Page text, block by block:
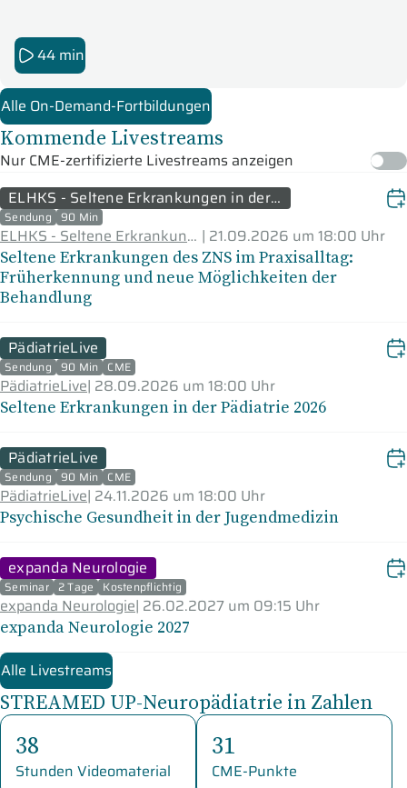
44 min
Alle On-Demand-Fortbildungen
Kommende Livestreams
Nur CME-zertifizierte Livestreams anzeigen
ELHKS - Seltene Erkrankungen in der Praxis
Sendung 90 Min
ELHKS - Seltene Erkrankungen in der Praxis | 21.09.2026 um 18:00 Uhr
Seltene Erkrankungen des ZNS im Praxisalltag:
Früherkennung und neue Möglichkeiten der
Behandlung
PädiatrieLive
Sendung 90 Min CME
PädiatrieLive| 28.09.2026 um 18:00 Uhr
Seltene Erkrankungen in der Pädiatrie 2026
PädiatrieLive
Sendung 90 Min CME
PädiatrieLive| 24.11.2026 um 18:00 Uhr
Psychische Gesundheit in der Jugendmedizin
expanda Neurologie
Seminar 2 Tage Kostenpflichtig
expanda Neurologie| 26.02.2027 um 09:15 Uhr
expanda Neurologie 2027
Alle Livestreams
STREAMED UP-Neuropädiatrie in Zahlen
38
Stunden Videomaterial
31
CME-Punkte